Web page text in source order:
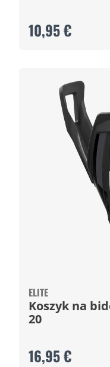
10,95 €
ELITE
Koszyk na
20
16,95 €